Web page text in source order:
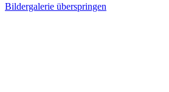
Bildergalerie überspringen